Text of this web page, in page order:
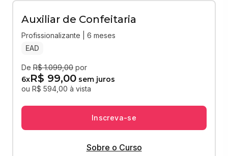
Auxiliar de Confeitaria
Profissionalizante | 6 meses
EAD
De R$ 1.099,00 por
6xR$ 99,00 sem juros
ou R$ 594,00 à vista
Inscreva-se
Sobre o Curso